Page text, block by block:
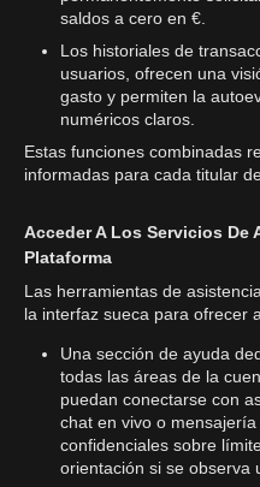
saldos a cero en €.
Los historiales de
usuarios, ofrecen una
gasto y permiten la
numéricos claros.
Estas funciones combinadas
informadas para cada titular
Acceder A Los Servicios De
Plataforma
Las herramientas de
la interfaz sueca para ofrecer
Una sección de ayuda
todas las áreas de la
puedan conectarse con
chat en vivo o
confidenciales sobre
orientación si se observa